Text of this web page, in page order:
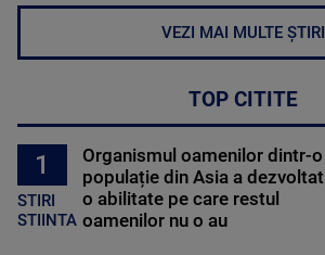
VEZI MAI MULTE ȘTIRI
TOP CITITE
1
STIRI
STIINTA
Organismul oamenilor dintr-o
populație din Asia a dezvoltat
o abilitate pe care restul
oamenilor nu o au